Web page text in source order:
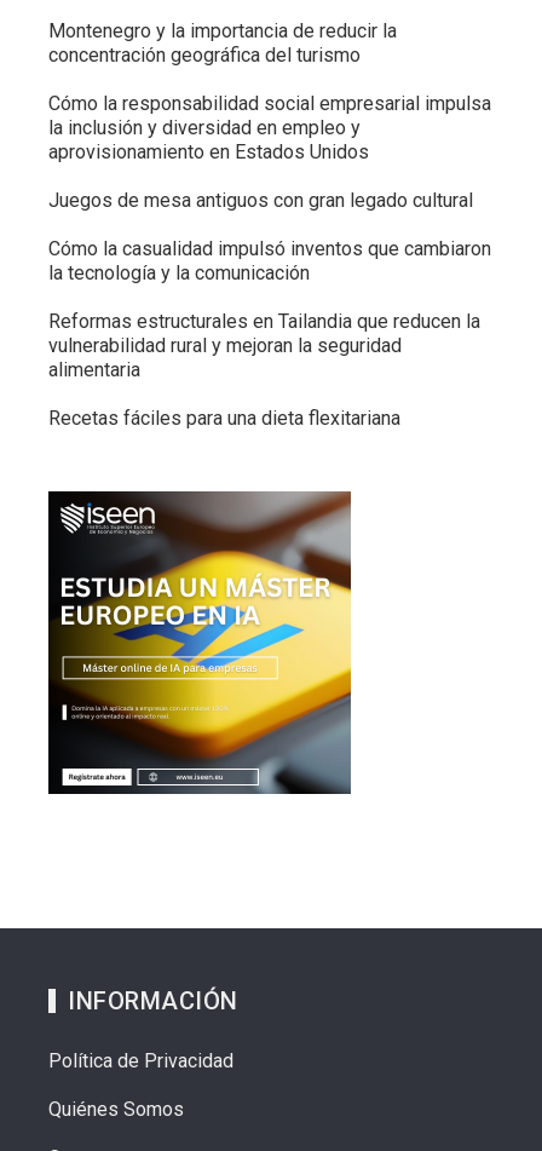
Montenegro y la importancia de reducir la
concentración geográfica del turismo
Cómo la responsabilidad social empresarial impulsa
la inclusión y diversidad en empleo y
aprovisionamiento en Estados Unidos
Juegos de mesa antiguos con gran legado cultural
Cómo la casualidad impulsó inventos que cambiaron
la tecnología y la comunicación
Reformas estructurales en Tailandia que reducen la
vulnerabilidad rural y mejoran la seguridad
alimentaria
Recetas fáciles para una dieta flexitariana
INFORMACIÓN
Política de Privacidad
Quiénes Somos